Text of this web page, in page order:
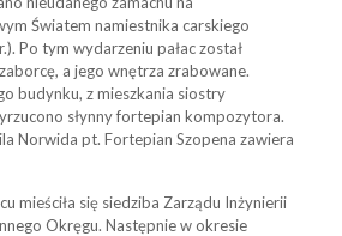
i Administracji
Wychowawcze
Baza Bibliografii Estreichera
zamówić automatycznie za
WNPiSM UW do
krótkoterminowego – na
krótkoterminowe będzie
można składać wnioski na zakup
przez dyrektora
na poniesienie 50% kosztów
Światem namiestnika carskiego
Po tym wydarzeniu pałac został
a jego wnętrza zrabowane.
budynku, z mieszkania siostry
słynny fortepian kompozytora.
Norwida pt. Fortepian Szopena zawiera
mieściła się siedziba Zarządu Inżynierii
Okręgu. Następnie w okresie